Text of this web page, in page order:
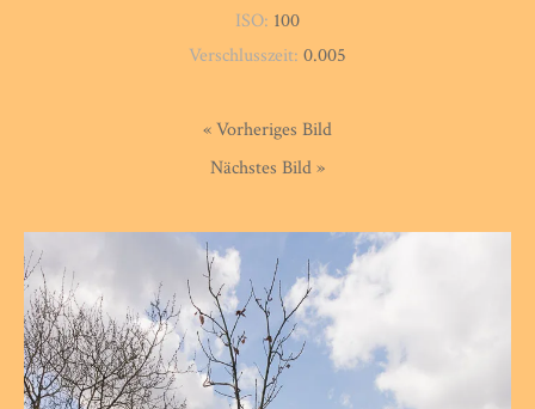
ISO: 100
Verschlusszeit: 0.005
« Vorheriges Bild
Nächstes Bild »